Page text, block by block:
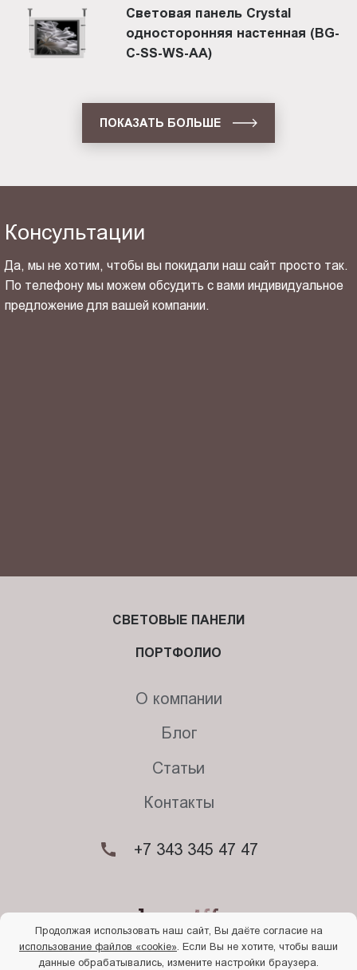
Световая панель Crystal
односторонняя настенная (BG-
C-SS-WS-AA)
ПОКАЗАТЬ БОЛЬШЕ
Консультации
Да, мы не хотим, чтобы вы покидали наш сайт просто так.
По телефону мы можем обсудить с вами индивидуальное
предложение для вашей компании.
© 2026. Begriff
СВЕТОВЫЕ ПАНЕЛИ
ПОРТФОЛИО
О компании
Блог
Статьи
Контакты
+7 343 345 47 47
Продолжая использовать наш сайт, Вы даёте согласие на
использование файлов «cookie» . Если Вы не хотите, чтобы ваши
данные обрабатывались, измените настройки браузера.